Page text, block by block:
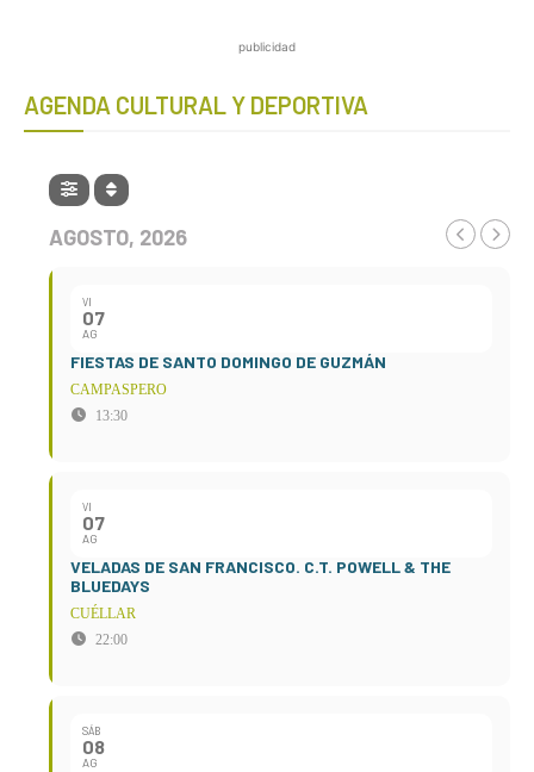
publicidad
AGENDA CULTURAL Y DEPORTIVA
AGOSTO, 2026
VI
07
AG
FIESTAS DE SANTO DOMINGO DE GUZMÁN
CAMPASPERO
13:30
VI
07
AG
VELADAS DE SAN FRANCISCO. C.T. POWELL & THE
BLUEDAYS
CUÉLLAR
22:00
SÁB
08
AG